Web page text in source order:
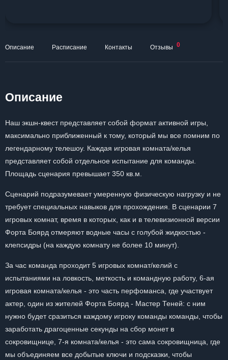
Описание Расписание Контакты Отзывы 0
Описание
Наш экшн-квест представляет собой формат активной игры,
максимально приближенный к тому, который мы все помним по
легендарному телешоу. Каждая игровая комната/келья
представляет собой отдельное испытание для команды.
Площадь сценария превышает 350 кв.м.
Сценарий подразумевает умеренную физическую нагрузку и не
требует специальных навыков для прохождения. В сценарии 7
игровых комнат, время в которых, как и в телевизионной версии
Форта Боярд отмеряют водные часы с голубой жидкостью -
клепсидры (на каждую комнату не более 10 минут).
За час команда проходит 5 игровых комнат/келий с
испытаниями на ловкость, меткость и командную работу, 6-ая
игровая комната/келья - это часть перфоманса, где участвует
актер, один из жителей Форта Боярд - Мастер Теней: с ним
нужно будет сразиться каждому игроку команды команды, чтобы
заработать драгоценные секунды на сбор монет в
сокровищнице, 7-я комната/келья - это сама сокровищница, где
мы объединяем все добытые ключи и подсказки, чтобы